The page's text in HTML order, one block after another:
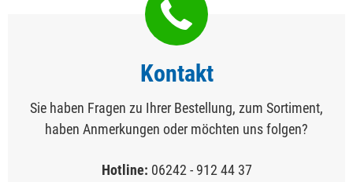
Kontakt
Sie haben Fragen zu Ihrer Bestellung, zum Sortiment,
haben Anmerkungen oder möchten uns folgen?
Hotline: 06242 - 912 44 37